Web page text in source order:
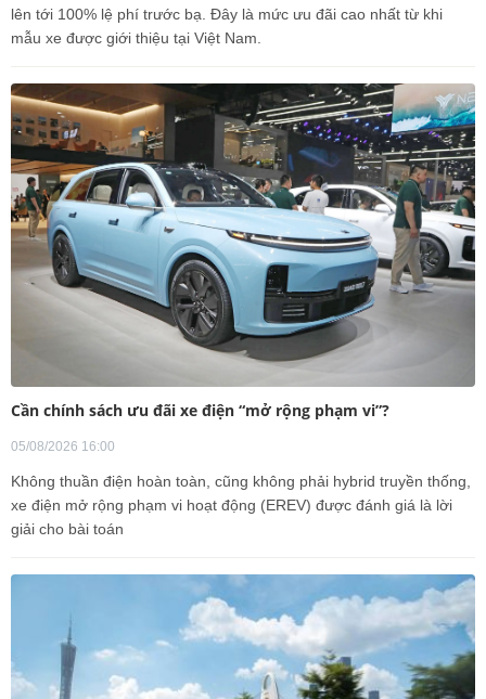
lên tới 100% lệ phí trước bạ. Đây là mức ưu đãi cao nhất từ khi
mẫu xe được giới thiệu tại Việt Nam.
Cần chính sách ưu đãi xe điện “mở rộng phạm vi”?
05/08/2026 16:00
Không thuần điện hoàn toàn, cũng không phải hybrid truyền thống,
xe điện mở rộng phạm vi hoạt động (EREV) được đánh giá là lời
giải cho bài toán